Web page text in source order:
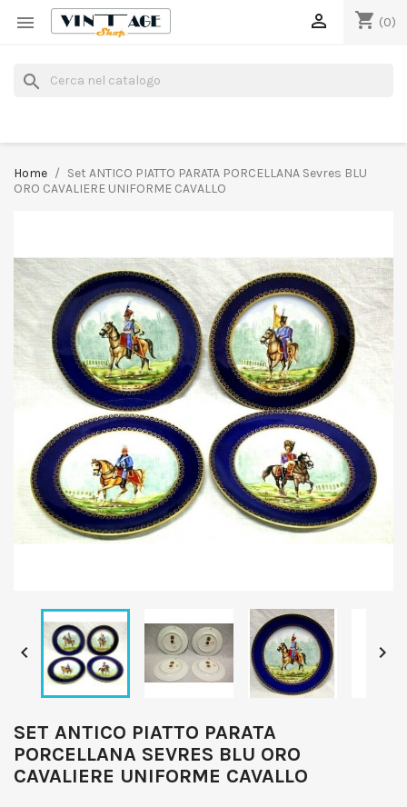
 shopping_cart (0)

search
Home
Set ANTICO PIATTO PARATA PORCELLANA Sevres BLU
ORO CAVALIERE UNIFORME CAVALLO
 
SET ANTICO PIATTO PARATA
PORCELLANA SEVRES BLU ORO
CAVALIERE UNIFORME CAVALLO